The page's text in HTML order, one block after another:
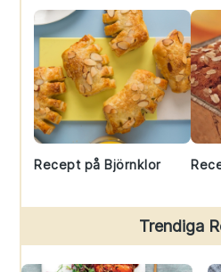
Recept på Björnklor
Trendiga